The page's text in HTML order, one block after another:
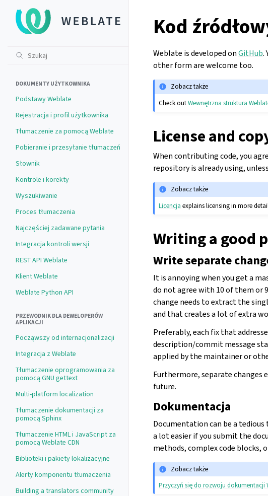
DOKUMENTY UŻYTKOWNIKA
Podstawy Weblate
Rejestracja i profil użytkownika
Tłumaczenie za pomocą Weblate
Pobieranie i przesyłanie tłumaczeń
Słownik
Kontrole i korekty
Wyszukiwanie
Proces tłumaczenia
Najczęściej zadawane pytania
Integracja kontroli wersji
REST API Weblate
Klient Weblate
Weblate Python API
PRZEWODNIK DLA DEWELOPERÓW
APLIKACJI
Począwszy od internacjonalizacji
Integracja z Weblate
Tłumaczenie oprogramowania za
pomocą GNU gettext
Multi-platform localization
Tłumaczenie dokumentacji za
pomocą Sphinx
Tłumaczenie HTML i JavaScript za
pomocą Weblate CDN
Biblioteki i pakiety lokalizacyjne
Alerty komponentu tłumaczenia
Building a translators community
Kod
Weblate is developed onGitHub.
other form are welcome too.
Zobacz także
Check outWewnętrzna struktura
License and
When contributing code, you
repository is already using,
Zobacz także
Licencja explains licensing in more
Writing a good
Write separate
It is annoying when you get a
do not agree with 10 of them or
change needs to extract the
and that creates a lot of extra
Preferably, each fix that
description/commit message
applied by the maintainer or
Furthermore, separate changes
future.
Dokumentacja
Documentation can be a
a lot easier if you submit the
methods, complex code blocks,
Zobacz także
Przyczyń się do rozwoju dokumentacji